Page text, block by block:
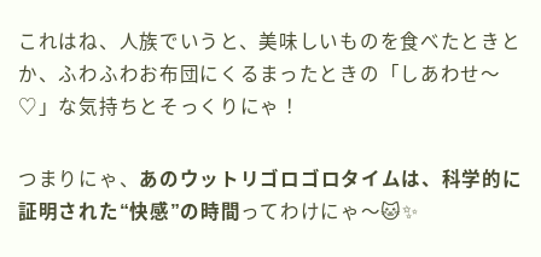
これはね、人族でいうと、美味しいものを食べたときと
か、ふわふわお布団にくるまったときの「しあわせ〜
♡」な気持ちとそっくりにゃ！
つまりにゃ、 あのウットリゴロゴロタイムは、科学的に
証明された“快感”の時間 ってわけにゃ〜🐱✨